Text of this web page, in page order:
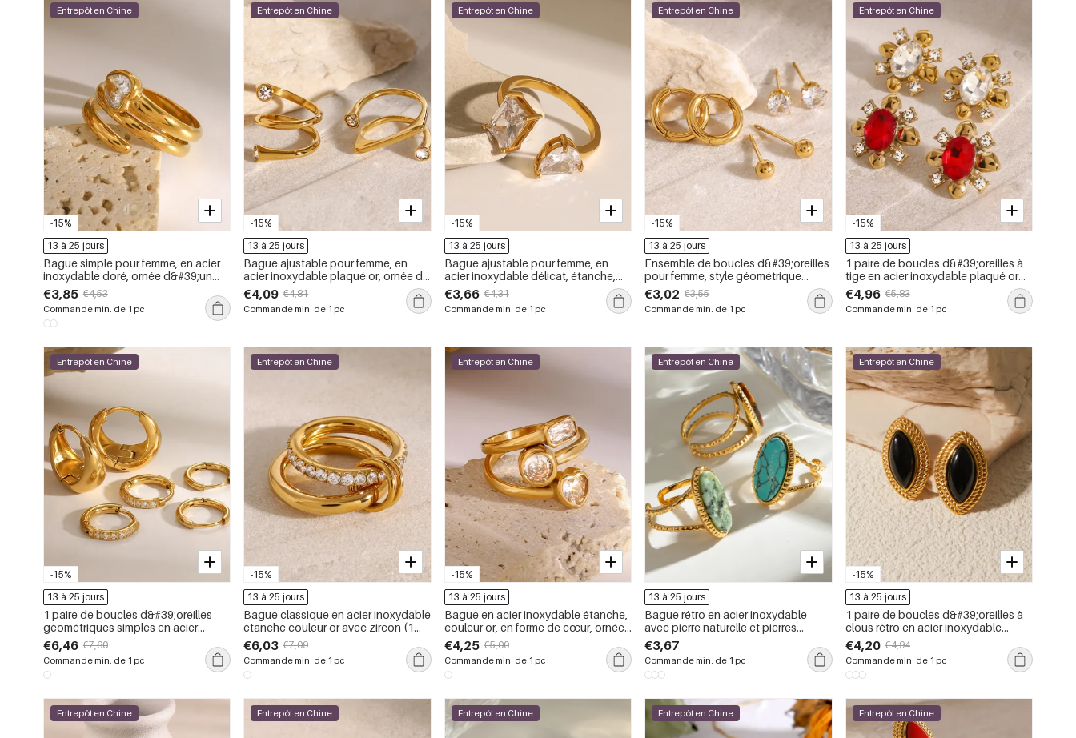
-15%
Entrepôt en Chine
13 à 25 jours
Bague simple pour femme, en acier
inoxydable doré, ornée d&#39;un
zircon et ornée d&#39;un cœur
décontracté.
€3,85 €4,53
Commande min. de 1 pc
-15%
Entrepôt en Chine
13 à 25 jours
Bague ajustable pour femme, en
acier inoxydable plaqué or, ornée de
strass et de formes géométriques (1
pièce).
€4,09 €4,81
Commande min. de 1 pc
-15%
Entrepôt en Chine
13 à 25 jours
Bague ajustable pour femme, en
acier inoxydable délicat, étanche,
plaquée or et ornée de zircon (1
pièce).
€3,66 €4,31
Commande min. de 1 pc
-15%
Entrepôt en Chine
13 à 25 jours
Ensemble de boucles d&#39;oreilles
pour femme, style géométrique
simple, en acier inoxydable, étanche,
couleur or, avec zircon.
€3,02 €3,55
Commande min. de 1 pc
-15%
Entrepôt en Chine
13 à 25 jours
1 paire de boucles d&#39;oreilles à
tige en acier inoxydable plaqué or
avec zircons pour femme, style rétro,
série romantique
€4,96 €5,83
Commande min. de 1 pc
-15%
Entrepôt en Chine
13 à 25 jours
1 paire de boucles d&#39;oreilles
géométriques simples en acier
inoxydable doré étanche avec
strass pour femme
€6,46 €7,60
Commande min. de 1 pc
-15%
Entrepôt en Chine
13 à 25 jours
Bague classique en acier inoxydable
étanche couleur or avec zircon (1
pièce)
€6,03 €7,09
Commande min. de 1 pc
-15%
Entrepôt en Chine
13 à 25 jours
Bague en acier inoxydable étanche,
couleur or, en forme de cœur, ornée
d&#39;un zircon.
€4,25 €5,00
Commande min. de 1 pc
Entrepôt en Chine
13 à 25 jours
Bague rétro en acier inoxydable
avec pierre naturelle et pierres
précieuses
€3,67
Commande min. de 1 pc
-15%
Entrepôt en Chine
13 à 25 jours
1 paire de boucles d&#39;oreilles à
clous rétro en acier inoxydable
étanche couleur or
€4,20 €4,94
Commande min. de 1 pc
Entrepôt en Chine Entrepôt en Chine Entrepôt en Chine Entrepôt en Chine Entrepôt en Chine